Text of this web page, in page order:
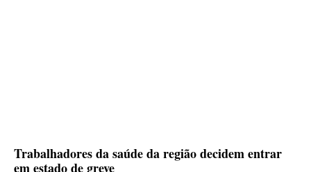
Trabalhadores da saúde da região decidem entrar
em estado de greve